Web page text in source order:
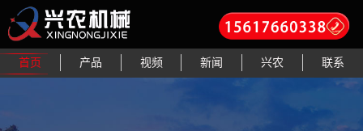
首页 产品 视频 新闻 兴农 联系